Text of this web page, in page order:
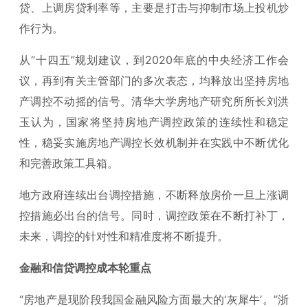
贷、上调房贷利率等，主要是打击与抑制市场上投机炒
作行为。
从“十四五”规划建议，到2020年底的中央经济工作会
议，再到有关主管部门的多次表态，均释放出坚持房地
产调控不动摇的信号。清华大学房地产研究所所长刘洪
玉认为，国家将坚持房地产调控政策的连续性和稳定
性，稳妥实施房地产调控长效机制并在实践中不断优化
和完善政策工具箱。
地方政府连续出台调控措施，不断释放房价一旦上涨调
控措施必出台的信号。同时，调控政策在不断打补丁，
未来，调控的针对性和精准度将不断提升。
金融和信贷调控成本轮重点
“房地产是现阶段我国金融风险方面最大的‘灰犀牛’。”浙